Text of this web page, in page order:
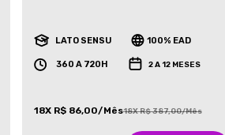
LATO SENSU 100% EAD
360 A 720H 2 A 12 MESES
18X R$ 86,00/Mês18X R$ 387,00/Mês